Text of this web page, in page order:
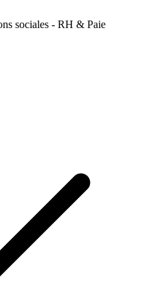
sociales - RH & Paie